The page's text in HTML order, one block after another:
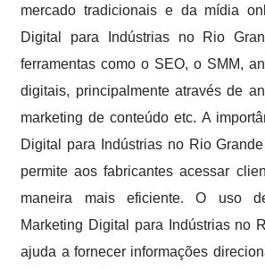
mercado tradicionais e da mídia
Digital para Indústrias no Rio
ferramentas como o SEO, o SMM,
digitais, principalmente através de
marketing de conteúdo etc. A
Digital para Indústrias no Rio
permite aos fabricantes acessar
maneira mais eficiente. O uso
Marketing Digital para Indústrias no
ajuda a fornecer informações